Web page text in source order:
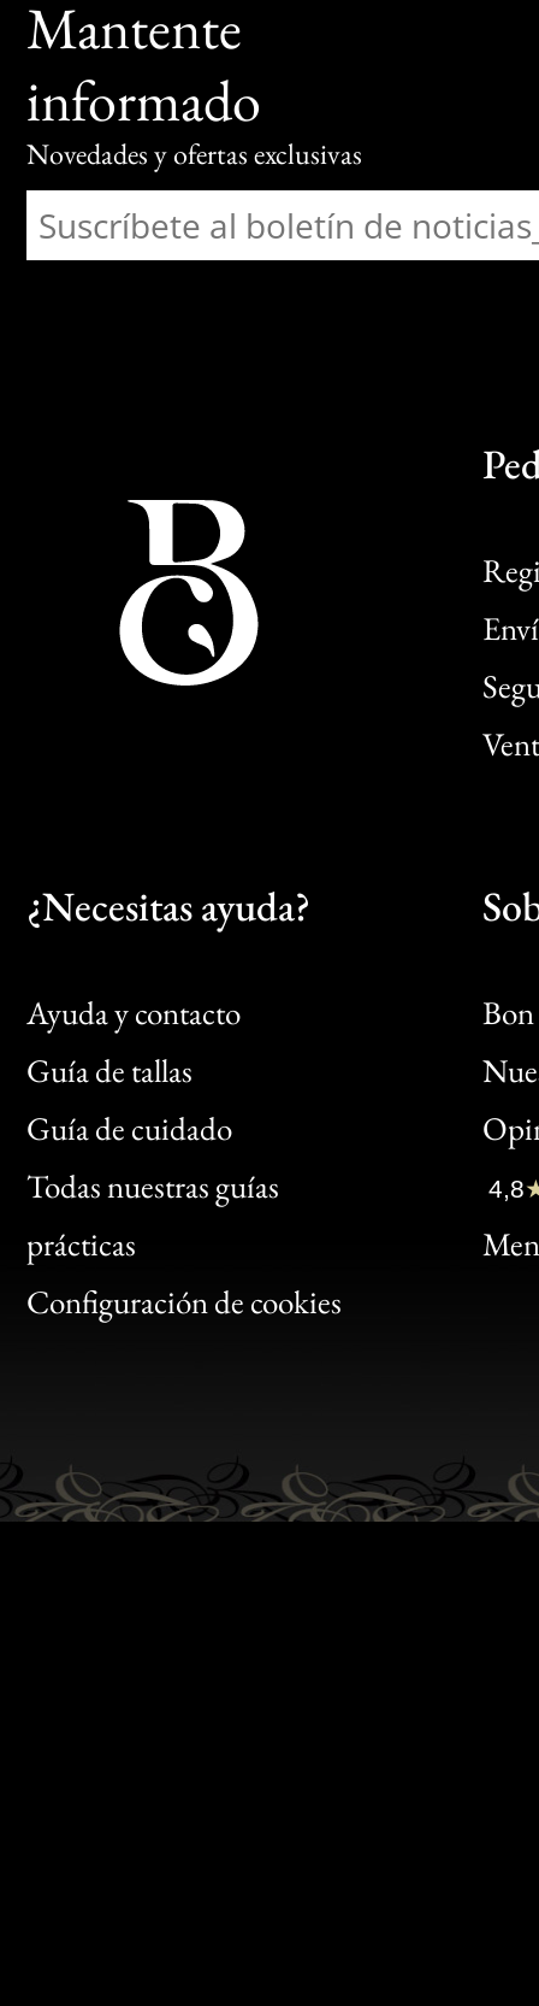
Mantente
informado
Novedades y ofertas exclusivas
¿Necesitas ayuda?
Ayuda y contacto
Guía de tallas
Guía de cuidado
Todas nuestras guías
prácticas
Configuración de cookies
Bon
Clic
Bon
4,8